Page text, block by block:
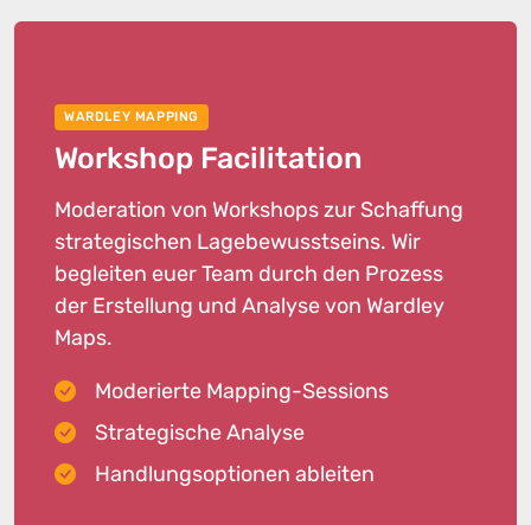
WARDLEY MAPPING
Workshop Facilitation
Moderation von Workshops zur Schaffung
strategischen Lagebewusstseins. Wir
begleiten euer Team durch den Prozess
der Erstellung und Analyse von Wardley
Maps.
Moderierte Mapping-Sessions
Strategische Analyse
Handlungsoptionen ableiten